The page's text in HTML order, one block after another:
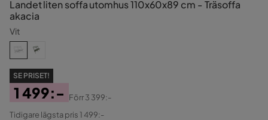
Landet liten soffa utomhus 110x60x89 cm - Träsoffa
akacia
Vit
SE PRISET!
Pris
1 499:-
Original
Förr3 399:-
Tidigare lägsta pris 1 499:-